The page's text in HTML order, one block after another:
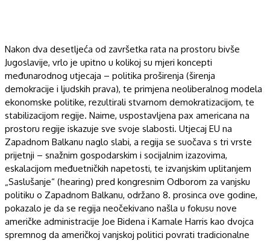
Nakon dva desetljeća od završetka rata na prostoru bivše
Jugoslavije, vrlo je upitno u kolikoj su mjeri koncepti
međunarodnog utjecaja – politika proširenja (širenja
demokracije i ljudskih prava), te primjena neoliberalnog modela
ekonomske politike, rezultirali stvarnom demokratizacijom, te
stabilizacijom regije. Naime, uspostavljena pax americana na
prostoru regije iskazuje sve svoje slabosti. Utjecaj EU na
Zapadnom Balkanu naglo slabi, a regija se suočava s tri vrste
prijetnji – snažnim gospodarskim i socijalnim izazovima,
eskalacijom međuetničkih napetosti, te izvanjskim uplitanjem
„Saslušanje“ (hearing) pred kongresnim Odborom za vanjsku
politiku o Zapadnom Balkanu, održano 8. prosinca ove godine,
pokazalo je da se regija neočekivano našla u fokusu nove
američke administracije Joe Bidena i Kamale Harris kao dvojca
spremnog da američkoj vanjskoj politici povrati tradicionalne